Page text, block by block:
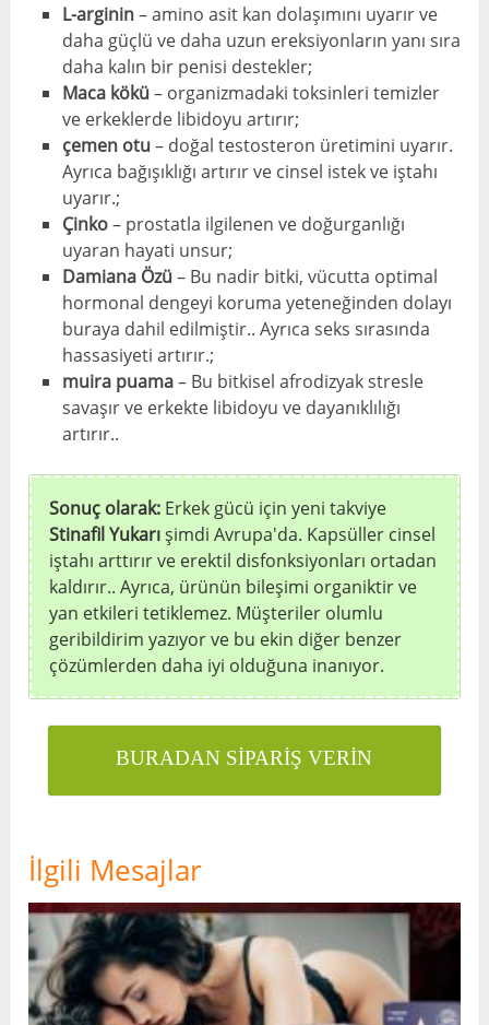
L-arginin– amino asit kan dolaşımını uyarır ve
daha güçlü ve daha uzun ereksiyonların yanı sıra
daha kalın bir penisi destekler;
Maca kökü – organizmadaki toksinleri temizler
ve erkeklerde libidoyu artırır;
çemen otu – doğal testosteron üretimini uyarır.
Ayrıca bağışıklığı artırır ve cinsel istek ve iştahı
uyarır.;
Çinko– prostatla ilgilenen ve doğurganlığı
uyaran hayati unsur;
Damiana Özü – Bu nadir bitki, vücutta optimal
hormonal dengeyi koruma yeteneğinden dolayı
buraya dahil edilmiştir.. Ayrıca seks sırasında
hassasiyeti artırır.;
muira puama– Bu bitkisel afrodizyak stresle
savaşır ve erkekte libidoyu ve dayanıklılığı
artırır..
Sonuç olarak: Erkek gücü için yeni takviye
Stinafil Yukarışimdi Avrupa'da. Kapsüller cinsel
iştahı arttırır ve erektil disfonksiyonları ortadan
kaldırır.. Ayrıca, ürünün bileşimi organiktir ve
yan etkileri tetiklemez. Müşteriler olumlu
geribildirim yazıyor ve bu ekin diğer benzer
çözümlerden daha iyi olduğuna inanıyor.
BURADAN SİPARİŞ VERİN
İlgili Mesajlar